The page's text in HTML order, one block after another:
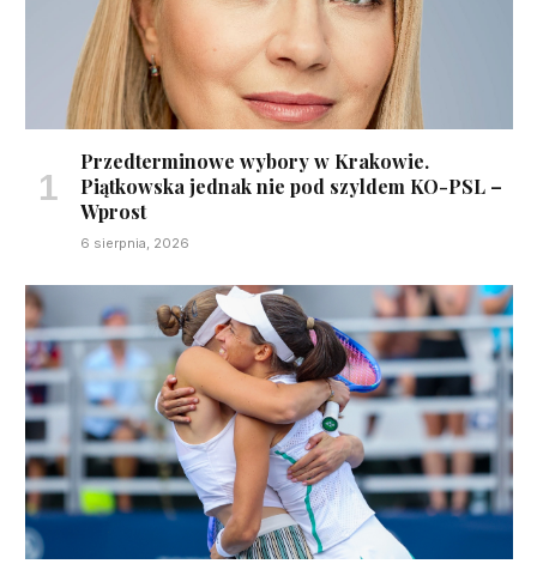
Przedterminowe wybory w Krakowie.
Piątkowska jednak nie pod szyldem KO-PSL –
Wprost
6 sierpnia, 2026